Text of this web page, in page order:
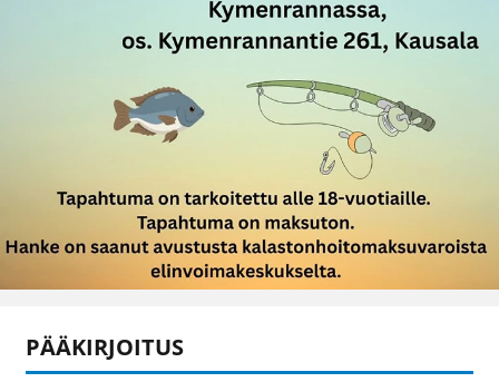
PÄÄKIRJOITUS